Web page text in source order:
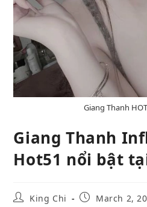
Giang Thanh
Giang Thanh
Hot51 nổi bật
King Chi March 2,